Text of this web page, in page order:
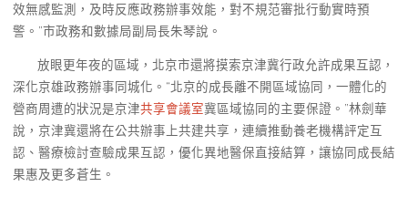
效無感監測，及時反應政務辦事效能，對不規范審批行動實時預
警。”市政務和數據局副局長朱琴說。
放眼更年夜的區域，北京市還將摸索京津冀行政允許成果互認，
深化京雄政務辦事同城化。“北京的成長離不開區域協同，一體化的
營商周遭的狀況是京津共享會議室冀區域協同的主要保證。”林劍華
說，京津冀還將在公共辦事上共建共享，連續推動養老機構評定互
認、醫療檢討查驗成果互認，優化異地醫保直接結算，讓協同成長結
果惠及更多蒼生。